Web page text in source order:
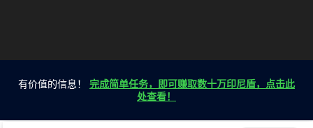
有价值的信息！ 完成简单任务，即可赚取数十万印尼盾，点击此
处查看！